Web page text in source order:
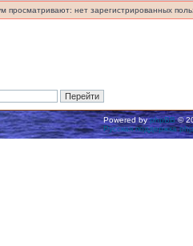
просматривают: нет зарегистрированных
Powered byphpBB©
Русская поддержка